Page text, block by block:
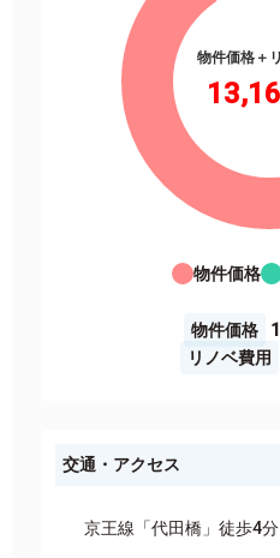
物件価格＋
物件価格
物件価格
リノベ費用
交通・アクセス
京王線「代田橋」徒歩4